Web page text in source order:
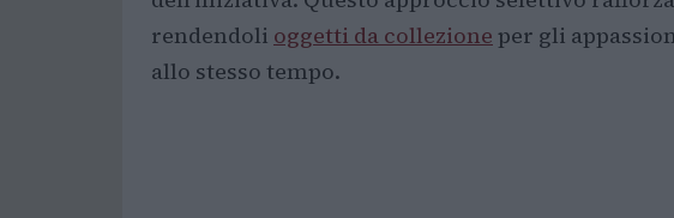
rendendoli oggetti da collezione per gli
allo stesso tempo.